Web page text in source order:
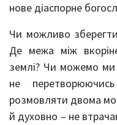
нове діаспорне
Чи можливо
Де межа між
землі? Чи можемо ми
не
розмовляти двома
й духовно – не